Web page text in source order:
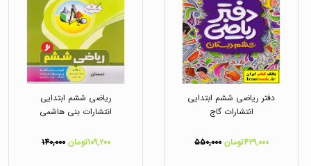
دفتر ریاضی ششم ابتدایی
انتشارات گاج
۴۲۹,۰۰۰تومان ۵۵۰,۰۰۰
ریاضی ششم ابتدایی
انتشارات بنی هاشمی
۱۰۹,۲۰۰تومان ۱۴۰,۰۰۰